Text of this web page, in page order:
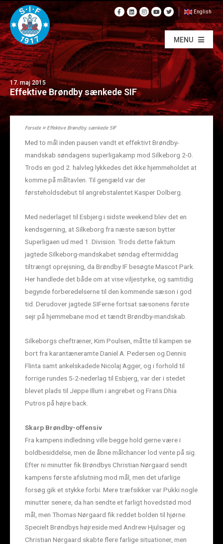
English
MENU
17. maj 2015
Effektive Brøndby sænkede SIF
Forside»Effektive Brøndby sænkede SIF
Med to mål inden pausen vandt et effektivt Brøndby-
mandskab søndagens superligakamp mod Silkeborg 2-0.
Trods en god 2. halvleg lykkedes det ikke hjemmeholdet at
komme på måltavlen. Til gengæld var der
førsteholdsdebut til angrebstalentet Kasper Dolberg.
Med nederlaget til Esbjerg i sidste weekend blev det en
kendsgerning, at Silkeborg fra næste sæson bytter
Superligaen ud med 1. Division. Trods dette faktum
jagtede Silkeborg-mandskabet søndag eftermiddag
tiltrængt oprejsning, da Brøndby IF besøgte Mascot Park.
Her handlede det både om at vise viljestyrke, og samtidig
begynde forberedelserne til den kommende sæson i god
tid. Derudover jagtede SIFerne fortsat sæsonens første
sejr på hjemmebane mod et tændt Brøndby-mandskab.
Silkeborgs cheftræner, Kim Poulsen, måtte til kampen se
bort fra karantæneramte Daniel A. Pedersen og Dennis
Flinta samt ankelskadede Nicolaj Agger, og i forhold til
forrige rundes 5-2-nederlag til Esbjerg, var der i stedet
blevet plads til Jeppe Illum i angrebet og Frans Dhia
Putros på højre back.
Skarp Brøndby-offensiv
Fra kampens indledning ville begge hold gerne være i
boldbesiddelse, men de åbne målchancer lod vente på sig.
Efter ni minutter fik Brøndbys Christian Nørgaard sendt
kampens første afslutning mod mål, men det ufarlige
forsøg gik et stykke forbi. Mere træfsikker var Pukki nogle
minutter senere, da han sendte et farligt hovedstød mod
mål, men Thomas Nørgaard fik reddet bolden til hjørne.
Specielt Brøndbys højreside med Andrew Hjulsager og
Christian Nørgaard skabte flere farlige situationer, men